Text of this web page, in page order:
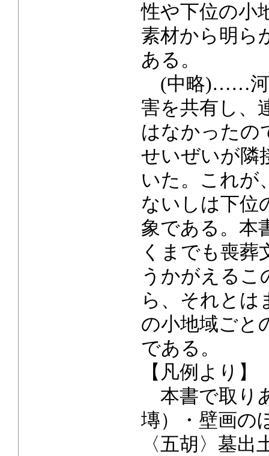
性や下位の小
素材から明ら
ある。
(中略)……河
害を共有し、
はなかったの
せいぜいが隣
いた。これが
ないしは下位
象である。本
くまでも喪葬
うかがえるこ
ら、それとは
の小地域ごと
である。
【凡例より】
本書で取り
塼）・壁画の
〈五胡〉墓